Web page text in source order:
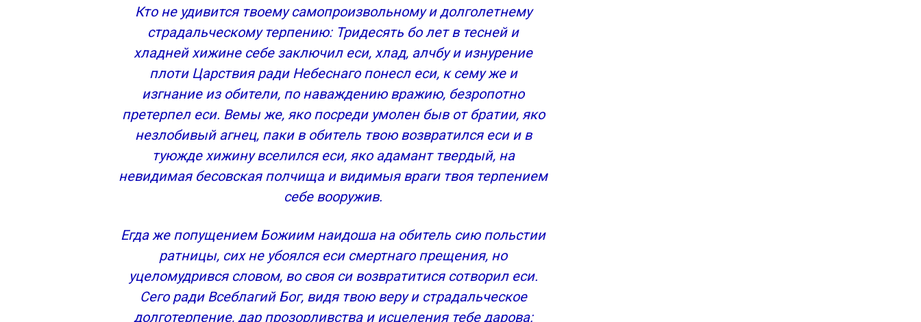
Кто не удивится твоему самопроизвольному и долголетнему
страдальческому терпению: Тридесять бо лет в тесней и
хладней хижине себе заключил еси, хлад, алчбу и изнурение
плоти Царствия ради Небеснаго понесл еси, к сему же и
изгнание из обители, по наваждению вражию, безропотно
претерпел еси. Вемы же, яко посреди умолен быв от братии, яко
незлобивый агнец, паки в обитель твою возвратился еси и в
туюжде хижину вселился еси, яко адамант твердый, на
невидимая бесовская полчища и видимыя враги твоя терпением
себе вооружив.
Егда же попущением Божиим наидоша на обитель сию польстии
ратницы, сих не убоялся еси смертнаго прещения, но
уцеломудрився словом, во своя си возвратитися сотворил еси.
Сего ради Всеблагий Бог, видя твою веру и страдальческое
долготерпение, дар прозорливства и исцеления тебе дарова: